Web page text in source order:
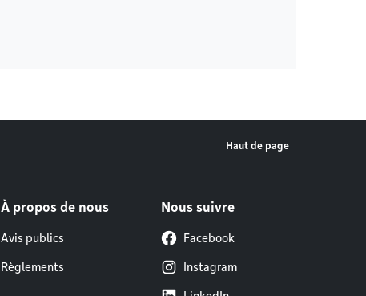
Haut de page
À propos de nous
Avis publics
Règlements
Nous suivre
Facebook
Instagram